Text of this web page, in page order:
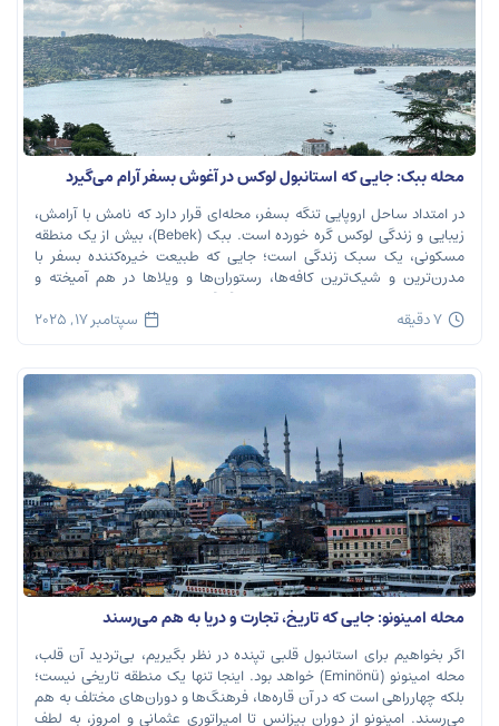
محله ببک: جایی که استانبول لوکس در آغوش بسفر آرام می‌گیرد
در امتداد ساحل اروپایی تنگه بسفر، محله‌ای قرار دارد که نامش با آرامش،
زیبایی و زندگی لوکس گره خورده است. ببک (Bebek)، بیش از یک منطقه
مسکونی، یک سبک زندگی است؛ جایی که طبیعت خیره‌کننده بسفر با
مدرن‌ترین و شیک‌ترین کافه‌ها، رستوران‌ها و ویلاها در هم آمیخته و
تصویری بی‌نظیر از استانبول معاصر را به […]
7 دقیقه سپتامبر 17, 2025
محله امینونو: جایی که تاریخ، تجارت و دریا به هم می‌رسند
اگر بخواهیم برای استانبول قلبی تپنده در نظر بگیریم، بی‌تردید آن قلب،
محله امینونو (Eminönü) خواهد بود. اینجا تنها یک منطقه تاریخی نیست؛
بلکه چهارراهی است که در آن قاره‌ها، فرهنگ‌ها و دوران‌های مختلف به هم
می‌رسند. امینونو از دوران بیزانس تا امپراتوری عثمانی و امروز، به لطف